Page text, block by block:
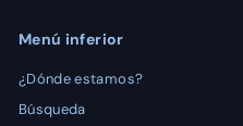
Menú inferior
¿Dónde estamos?
Búsqueda